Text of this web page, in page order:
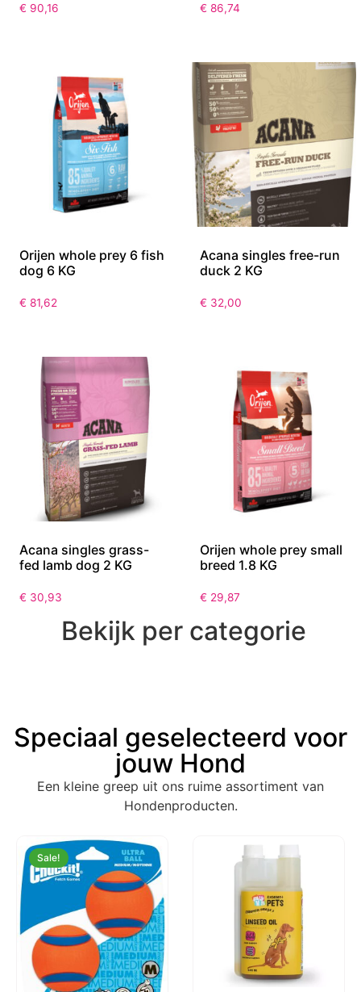
€ 90,16 € 86,74
Orijen whole prey 6 fish
dog 6 KG
€ 81,62
Acana singles free-run
duck 2 KG
€ 32,00
Acana singles grass-
fed lamb dog 2 KG
€ 30,93
Orijen whole prey small
breed 1.8 KG
€ 29,87
Bekijk per categorie
Speciaal geselecteerd voor
jouw Hond
Een kleine greep uit ons ruime assortiment van
Hondenproducten.
Sale!